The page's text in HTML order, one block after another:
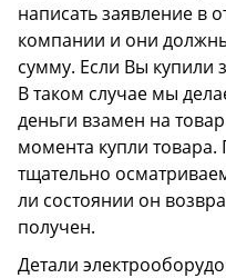
написать заявление в
компании и они
сумму. Если Вы купили
В таком случае мы
деньги взамен на
момента купли
тщательно
ли состоянии он
получен.
Детали